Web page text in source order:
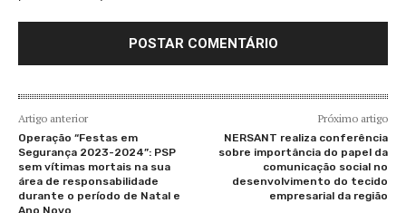
Artigo anterior
Operação “Festas em
Segurança 2023-2024”: PSP
sem vítimas mortais na sua
área de responsabilidade
durante o período de Natal e
Ano Novo
Próximo artigo
NERSANT realiza conferência
sobre importância do papel da
comunicação social no
desenvolvimento do tecido
empresarial da região